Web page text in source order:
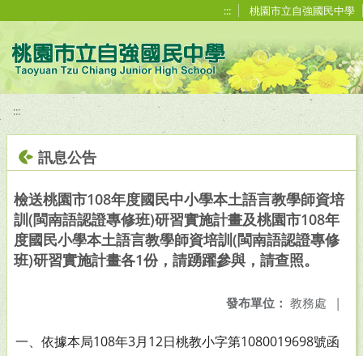
::: 桃園市立自強國民中學
:::
訊息公告
檢送桃園市108年度國民中小學本土語言教學師資培
訓(閩南語認證專修班)研習實施計畫及桃園市108年
度國民小學本土語言教學師資培訓(閩南語認證專修
班)研習實施計畫各1份，請踴躍參與，請查照。
發布單位： 教務處 |
一、依據本局108年3月12日桃教小字第1080019698號函